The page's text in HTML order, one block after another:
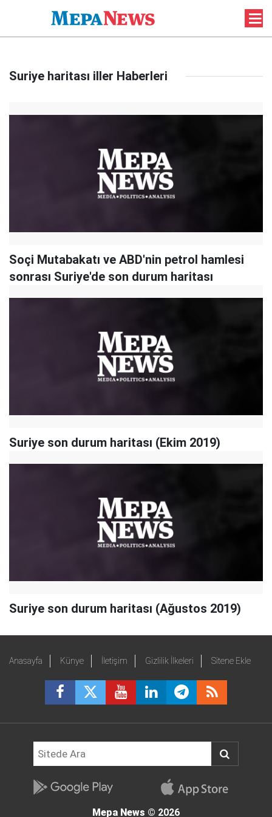
Suriye haritası iller Haberleri
Soçi Mutabakatı ve ABD'nin petrol hamlesi
sonrası Suriye'de son durum haritası
Suriye son durum haritası (Ekim 2019)
Suriye son durum haritası (Ağustos 2019)
Anasayfa Künye İletişim Gizlilik İlkeleri Sitene Ekle
Mepa News © 2026